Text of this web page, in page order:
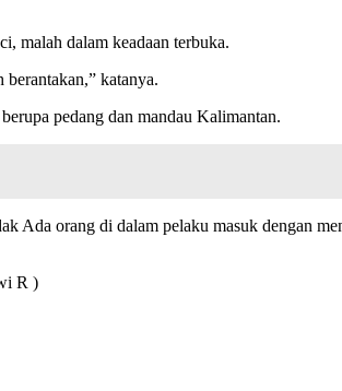
malah dalam keadaan terbuka.
katanya.
pedang dan mandau Kalimantan.
Ada orang di dalam pelaku masuk dengan
R )